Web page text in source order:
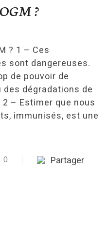
?
? 1 – Ces
sont dangereuses.
de pouvoir de
dégradations de
– Estimer que nous
immunisés, est une
0 Partager